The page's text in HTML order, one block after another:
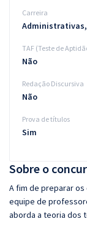
Sobre o
A fim de preparar os
equipe de
aborda a teoria dos
Carreira
Administrativas,
TAF (Teste de
Não
Redação Discursiva
Não
Prova de títulos
Sim